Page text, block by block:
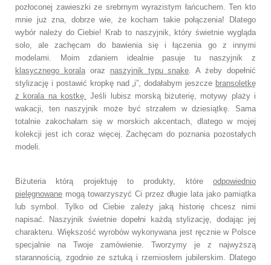
pozłoconej zawieszki ze srebrnym wyrazistym łańcuchem. Ten kto
mnie już zna, dobrze wie, że kocham takie połączenia! Dlatego
wybór należy do Ciebie! Krab to naszyjnik, który świetnie wygląda
solo, ale zachęcam do bawienia się i łączenia go z innymi
modelami. Moim zdaniem idealnie pasuje tu naszyjnik z
klasycznego koralaoraz naszyjnik typu snake. A żeby dopełnić
stylizację i postawić kropkę nad „i”, dodałabym jeszcze bransoletkę
z korala na kostkę. Jeśli lubisz morską biżuterię, motywy plaży i
wakacji, ten naszyjnik może być strzałem w dziesiątkę. Sama
totalnie zakochałam się w morskich akcentach, dlatego w mojej
kolekcji jest ich coraz więcej. Zachęcam do poznania pozostałych
modeli.
Biżuteria którą projektuję to produkty, które odpowiednio
pielęgnowane mogą towarzyszyć Ci przez długie lata jako pamiątka
lub symbol. Tylko od Ciebie zależy jaką historię chcesz nimi
napisać. Naszyjnik świetnie dopełni każdą stylizację, dodając jej
charakteru. Większość wyrobów wykonywana jest ręcznie w Polsce
specjalnie na Twoje zamówienie. Tworzymy je z najwyższą
starannością, zgodnie ze sztuką i rzemiosłem jubilerskim. Dlatego